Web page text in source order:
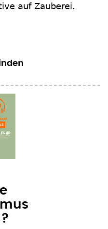
auf Zauberei.